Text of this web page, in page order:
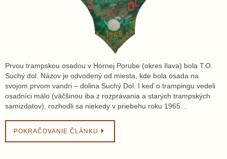
Prvou trampskou osadou v Hornej Porube (okres Ilava) bola T.O.
Suchý dol. Názov je odvodený od miesta, kde bola osada na
svojom prvom vandri – dolina Suchý Dol. I keď o trampingu vedeli
osadníci málo (väčšinou iba z rozprávania a starých trampských
samizdatov), rozhodli sa niekedy v priebehu roku 1965…
POKRAČOVANIE ČLÁNKU